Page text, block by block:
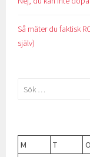
Så mäter du faktisk
själv)
Sök
M
T O